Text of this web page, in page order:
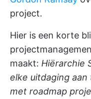
project.
Hier is een korte
maakt: Hiërarchie
elke uitdaging
met roadmap